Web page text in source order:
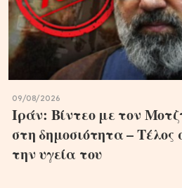
09/08/2026
Ιράν: Βίντεο με τον
στη δημοσιότητα –
την υγεία του